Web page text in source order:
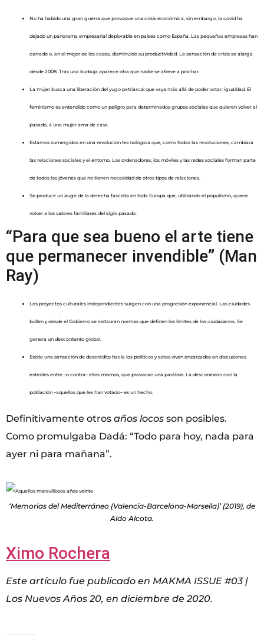
No ha habido una gran guerra que provoque una crisis económica, sin embargo, la covid ha
dejado un panorama empresarial deplorable en países como España. Las pequeñas empresas han
cerrado o, en el mejor de los casos, disminuido su productividad. La sensación de crisis se alarga
desde 2008. Tras una burbuja aparece otra que nadie se atreve a pinchar.
La mujer busca una liberación del yugo patriarcal que vaya más allá de poder votar: igualdad. El
feminismo es entendido como un peligro para determinados grupos sociales que quieren volver al
pasado, a una mujer ama de casa.
Estamos sumergidos en una revolución tecnológica que, como todas las revoluciones, cambiará
las relaciones sociales y el entorno. Los ordenadores, los móviles y las redes sociales forman parte
de todos los jóvenes que no tienen necesidad de otros tipos de relaciones.
Se produce un auge de la derecha fascista en toda Europa que, utilizando el populismo, quiere
volver a los valores familiares del siglo pasado.
“Para que sea bueno el arte tiene
que permanecer invendible” (Man
Ray)
Los proyectos culturales independientes surgen con una progresión exponencial. Las ciudades
bullen y desde el Gobierno se instauran normas que definen los límites de los ciudadanos. Se
genera un descontento global.
Existe una sensación de descrédito hacia los políticos y estos viven enzarzados en discusiones
estériles entre –o contra– ellos mismos, que provocan una parálisis. La desconexión con la
población –aquellos que les han votado– es un hecho.
Definitivamente otros años locos son posibles.
Como promulgaba Dadá: “Todo para hoy, nada para
ayer ni para mañana”.
‘Memorias del Mediterráneo (Valencia-Barcelona-Marsella)’ (2019), de
Aldo Alcota.
Ximo Rochera
Este artículo fue publicado en MAKMA ISSUE #03 |
Los Nuevos Años 20, en diciembre de 2020.